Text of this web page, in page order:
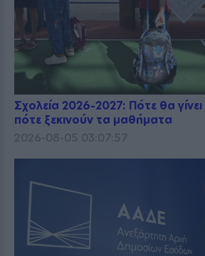
Σχολεία 2026-2027: Πότε θα
πότε ξεκινούν τα μαθήματα
2026-08-05 03:07:57